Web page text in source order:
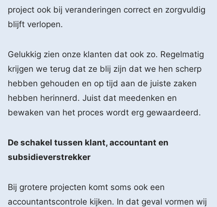
project ook bij veranderingen correct en zorgvuldig
blijft verlopen.
Gelukkig zien onze klanten dat ook zo. Regelmatig
krijgen we terug dat ze blij zijn dat we hen scherp
hebben gehouden en op tijd aan de juiste zaken
hebben herinnerd. Juist dat meedenken en
bewaken van het proces wordt erg gewaardeerd.
De schakel tussen klant, accountant en
subsidieverstrekker
Bij grotere projecten komt soms ook een
accountantscontrole kijken. In dat geval vormen wij